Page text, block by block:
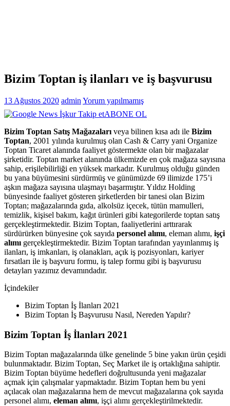
Bizim Toptan iş ilanları ve iş başvurusu
13 Ağustos 2020 admin Yorum yapılmamış
ABONE OL
Bizim Toptan Satış Mağazaları veya bilinen kısa adı ile Bizim
Toptan, 2001 yılında kurulmuş olan Cash & Carry yani Organize
Toptan Ticaret alanında faaliyet göstermekte olan bir mağazalar
şirketidir. Toptan market alanında ülkemizde en çok mağaza sayısına
sahip, erişilebilirliği en yüksek markadır. Kurulmuş olduğu günden
bu yana büyümesini sürdürmüş ve günümüzde 69 ilimizde 175’i
aşkın mağaza sayısına ulaşmayı başarmıştır. Yıldız Holding
bünyesinde faaliyet gösteren şirketlerden bir tanesi olan Bizim
Toptan; mağazalarında gıda, alkolsüz içecek, tütün mamulleri,
temizlik, kişisel bakım, kağıt ürünleri gibi kategorilerde toptan satış
gerçekleştirmektedir. Bizim Toptan, faaliyetlerini arttırarak
sürdürürken bünyesine çok sayıda personel alımı, eleman alımı, işçi
alımı gerçekleştirmektedir. Bizim Toptan tarafından yayınlanmış iş
ilanları, iş imkanları, iş olanakları, açık iş pozisyonları, kariyer
fırsatları ile iş başvuru formu, iş talep formu gibi iş başvurusu
detayları yazımız devamındadır.
İçindekiler
Bizim Toptan İş İlanları 2021
Bizim Toptan İş Başvurusu Nasıl, Nereden Yapılır?
Bizim Toptan İş İlanları 2021
Bizim Toptan mağazalarında ülke genelinde 5 bine yakın ürün çeşidi
bulunmaktadır. Bizim Toptan, Seç Market ile iş ortaklığına sahiptir.
Bizim Toptan büyüme hedefleri doğrultusunda yeni mağazalar
açmak için çalışmalar yapmaktadır. Bizim Toptan hem bu yeni
açılacak olan mağazalarına hem de mevcut mağazalarına çok sayıda
personel alımı, eleman alımı, işçi alımı gerçekleştirilmektedir.